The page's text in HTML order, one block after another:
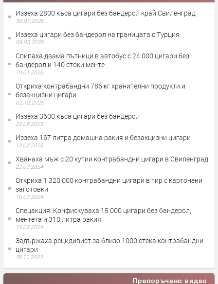
Иззеха 2800 къса цигари без бандерол край Свиленград
30.07.2026
Иззеха цигари без бандерол на границата с Турция
08.05.2026
Спипаха двама пътници в автобус с 24 000 цигари без
бандерол и 140 стоки менте
19.01.2026
Откриха контрабандни 786 кг хранителни продукти и
безакцизни цигари
02.10.2025
Иззеха 3600 къса цигари без бандерол
22.08.2025
Иззеха 167 литра домашна ракия и безакцизни цигари
13.02.2025
Хванаха мъж с 20 кутии контрабандни цигари в Свиленград
22.07.2024
Откриха 1 320 000 контрабандни цигари в тир с картонени
заготовки
16.07.2024
Спецакция: Конфискуваха 15 000 цигари без бандерол,
ментета и 310 литра ракия
14.02.2024
Задържаха рецидивист за близо 1000 стека контрабандни
цигари
28.11.2023
Препоръчано видео